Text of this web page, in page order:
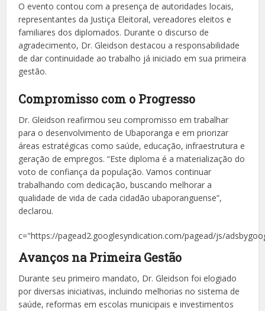
O evento contou com a presença de autoridades locais,
representantes da Justiça Eleitoral, vereadores eleitos e
familiares dos diplomados. Durante o discurso de
agradecimento, Dr. Gleidson destacou a responsabilidade
de dar continuidade ao trabalho já iniciado em sua primeira
gestão.
Compromisso com o Progresso
Dr. Gleidson reafirmou seu compromisso em trabalhar
para o desenvolvimento de Ubaporanga e em priorizar
áreas estratégicas como saúde, educação, infraestrutura e
geração de empregos. “Este diploma é a materialização do
voto de confiança da população. Vamos continuar
trabalhando com dedicação, buscando melhorar a
qualidade de vida de cada cidadão ubaporanguense”,
declarou.
c="https://pagead2.googlesyndication.com/pagead/js/
Avanços na Primeira Gestão
Durante seu primeiro mandato, Dr. Gleidson foi elogiado
por diversas iniciativas, incluindo melhorias no sistema de
saúde, reformas em escolas municipais e investimentos